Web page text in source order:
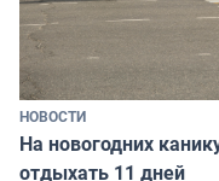
НОВОСТИ
На новогодних
отдыхать 11 дней